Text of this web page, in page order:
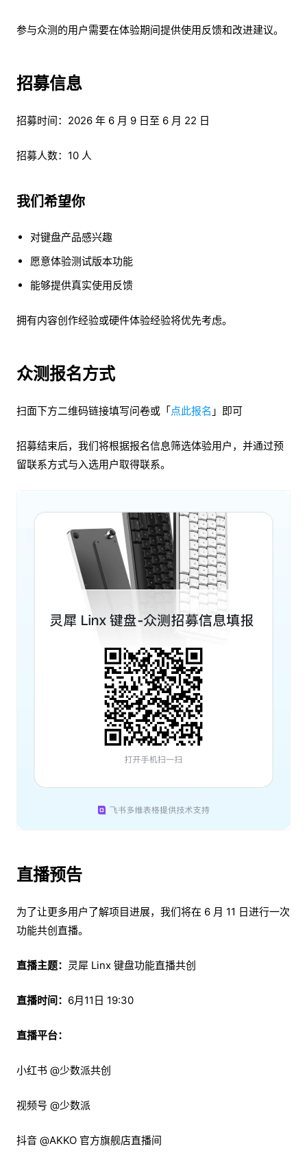
参与众测的用户需要在体验期间提供使用反馈和改进建议。
招募信息
招募时间：2026 年 6 月 9 日至 6 月 22 日
招募人数：10 人
我们希望你
对键盘产品感兴趣
愿意体验测试版本功能
能够提供真实使用反馈
拥有内容创作经验或硬件体验经验将优先考虑。
众测报名方式
扫面下方二维码链接填写问卷或「 点此报名 」即可
招募结束后，我们将根据报名信息筛选体验用户，并通过预
留联系方式与入选用户取得联系。
直播预告
为了让更多用户了解项目进展，我们将在 6 月 11 日进行一次
功能共创直播。
直播主题： 灵犀 Linx 键盘功能直播共创
直播时间： 6月11日 19:30
直播平台：
小红书 @少数派共创
视频号 @少数派
抖音 @AKKO 官方旗舰店直播间